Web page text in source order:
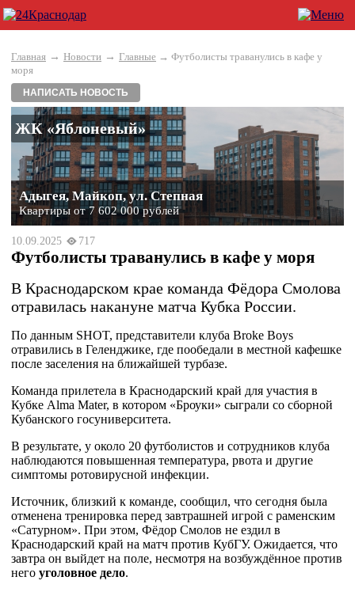
Главная → Новости → Главные → Футболисты траванулись в кафе у
моря
НАПИСАТЬ НОВОСТЬ
ЖК «Яблоневый»
Адыгея, Майкоп, ул. Степная
Квартиры от 7 602 000 рублей
10.09.2025 717
Футболисты траванулись в кафе у моря
В Краснодарском крае команда Фёдора Смолова
отравилась накануне матча Кубка России.
По данным SHOT, представители клуба Broke Boys
отравились в Геленджике, где пообедали в местной кафешке
после заселения на ближайшей турбазе.
Команда прилетела в Краснодарский край для участия в
Кубке Alma Mater, в котором «Броуки» сыграли со сборной
Кубанского госуниверситета.
В результате, у около 20 футболистов и сотрудников клуба
наблюдаются повышенная температура, рвота и другие
симптомы ротовирусной инфекции.
Источник, близкий к команде, сообщил, что сегодня была
отменена тренировка перед завтрашней игрой с раменским
«Сатурном». При этом, Фёдор Смолов не ездил в
Краснодарский край на матч против КубГУ. Ожидается, что
завтра он выйдет на поле, несмотря на возбуждённое против
него уголовное дело.